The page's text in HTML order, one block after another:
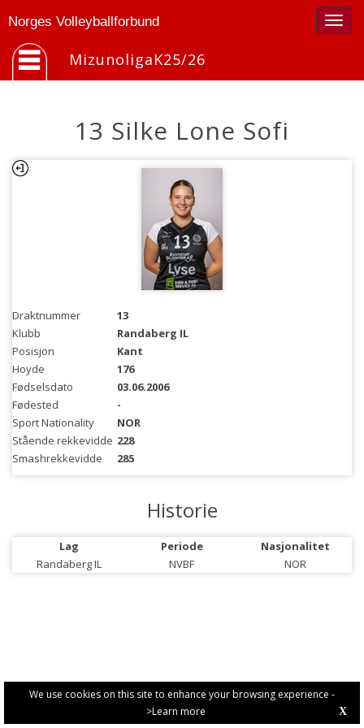
We use cookies on this site to enhance your browsing experience -
>Learn more
X
Norges Volleyballforbund
MizunoligaK25/26
13 Silke Lone Sofi
Draktnummer
13
Klubb
Randaberg IL
Posisjon
Kant
Hoyde
176
Fødselsdato
03.06.2006
Fødested
-
Sport Nationality
NOR
Stående rekkevidde 228
Smashrekkevidde
285
Historie
Lag Periode
Nasjonalitet
Randaberg IL
NVBF NOR